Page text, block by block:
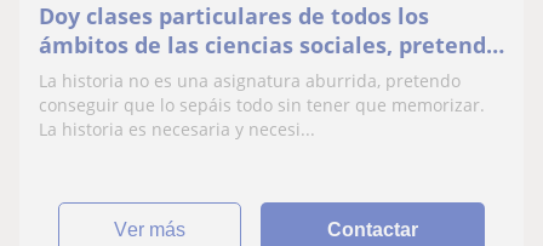
Doy clases particulares de todos los
ámbitos de las ciencias sociales, pretendo
ayudar y conseguir una motivación al
alumnado
La historia no es una asignatura aburrida, pretendo
conseguir que lo sepáis todo sin tener que memorizar.
La historia es necesaria y necesi...
ver más Contactar